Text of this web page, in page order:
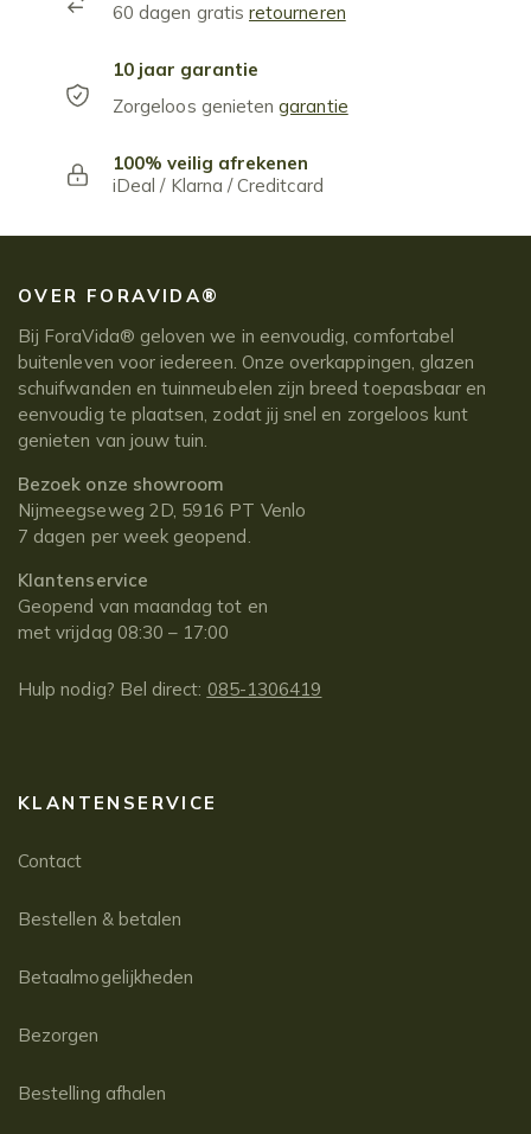
60 dagen gratisretourneren
10 jaar garantie
Zorgeloos genietengarantie
100% veilig afrekenen
iDeal / Klarna / Creditcard
OVER FORAVIDA®
Bij ForaVida® geloven we in eenvoudig, comfortabel
buitenleven voor iedereen. Onze overkappingen, glazen
schuifwanden en tuinmeubelen zijn breed toepasbaar en
eenvoudig te plaatsen, zodat jij snel en zorgeloos kunt
genieten van jouw tuin.
Bezoek onze showroom
Nijmeegseweg 2D, 5916 PT Venlo
7 dagen per week geopend.
Klantenservice
Geopend van maandag tot en
met vrijdag 08:30 – 17:00
Hulp nodig? Bel direct: 085-1306419
KLANTENSERVICE
Contact
Bestellen & betalen
Betaalmogelijkheden
Bezorgen
Bestelling afhalen